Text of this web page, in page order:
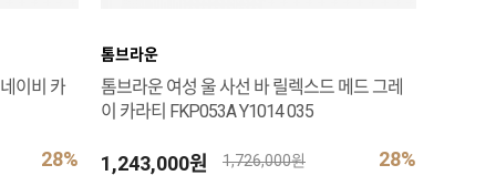
이비 카
28%
톰브라운
톰브라운 여성 울 사선 바 릴렉스드 메드 그레
이 카라티 FKP053A Y1014 035
1,243,000원 28%
1,726,000원